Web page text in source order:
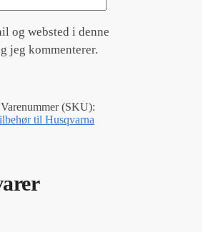
og websted i denne
jeg kommenterer.
Varenummer (SKU):
til Husqvarna